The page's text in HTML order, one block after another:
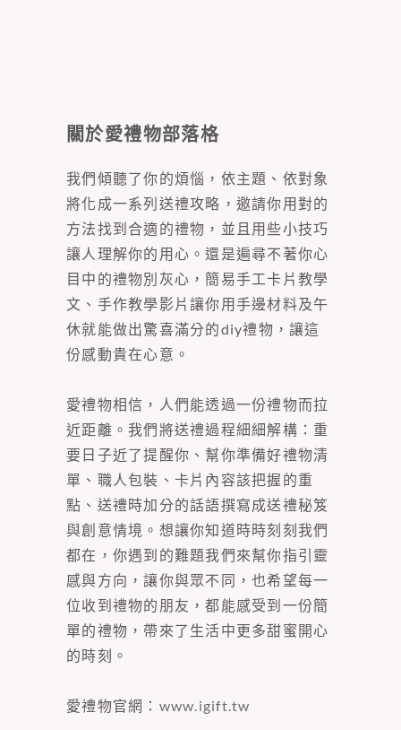
關於愛禮物部落格
我們傾聽了你的煩惱，依主題、依對象
將化成一系列送禮攻略，邀請你用對的
方法找到合適的禮物，並且用些小技巧
讓人理解你的用心。還是遍尋不著你心
目中的禮物別灰心，簡易手工卡片教學
文、手作教學影片讓你用手邊材料及午
休就能做出驚喜滿分的diy禮物，讓這
份感動貴在心意。
愛禮物相信，人們能透過一份禮物而拉
近距離。我們將送禮過程細細解構：重
要日子近了提醒你、幫你準備好禮物清
單、職人包裝、卡片內容該把握的重
點、送禮時加分的話語撰寫成送禮秘笈
與創意情境。想讓你知道時時刻刻我們
都在，你遇到的難題我們來幫你指引靈
感與方向，讓你與眾不同，也希望每一
位收到禮物的朋友，都能感受到一份簡
單的禮物，帶來了生活中更多甜蜜開心
的時刻。
愛禮物官網： www.igift.tw